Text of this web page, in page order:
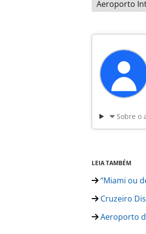
Aeroporto
Sobre o
LEIA TAMBÉM
“Miami ou
Cruzeiro
Aeroporto